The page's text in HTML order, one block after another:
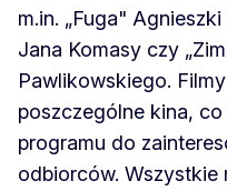
m.in. „Fuga"
Jana Komasy czy
Pawlikowskiego.
poszczególne kina,
programu do
odbiorców. Wszystkie